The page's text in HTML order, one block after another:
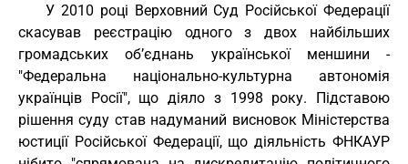
У 2010 році Верховний Суд Російської Федерації
скасував реєстрацію одного з двох найбільших
громадських об’єднань української меншини -
"Федеральна національно-культурна автономія
українців Росії", що діяло з 1998 року. Підставою
рішення суду став надуманий висновок Міністерства
юстиції Російської Федерації, що діяльність ФНКАУР